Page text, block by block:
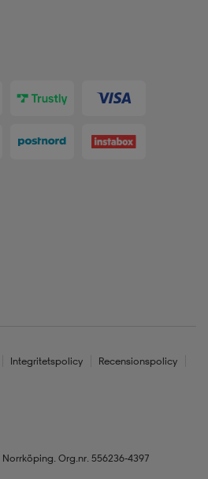
Integritetspolicy
Recensionspolicy
Org.nr. 556236-4397